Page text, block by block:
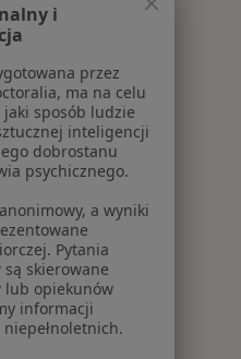
Tczewie
leczone
Tczewie
i
przez
ma na celu
sposób ludzie
inteligencji
dobrostanu
psychicznego.
a wyniki
Pytania
skierowane
lub opiekunów
informacji